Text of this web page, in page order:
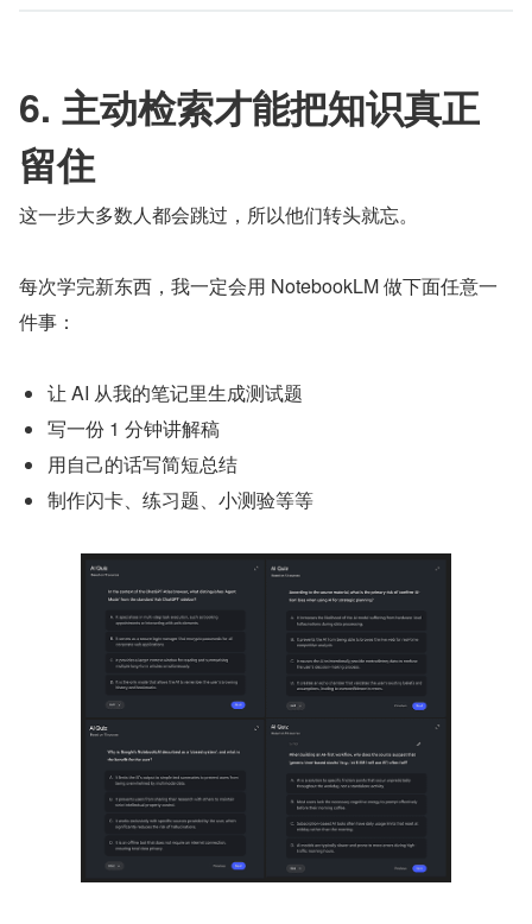
6. 主动检索才能把知识真正
留住
这一步大多数人都会跳过，所以他们转头就忘。
每次学完新东西，我一定会用 NotebookLM 做下面任意一
件事：
让 AI 从我的笔记里生成测试题
写一份 1 分钟讲解稿
用自己的话写简短总结
制作闪卡、练习题、小测验等等